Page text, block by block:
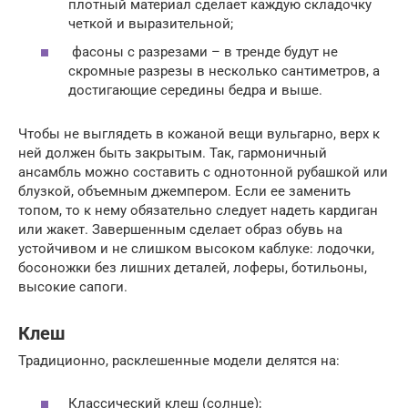
плотный материал сделает каждую складочку
четкой и выразительной;
фасоны с разрезами – в тренде будут не
скромные разрезы в несколько сантиметров, а
достигающие середины бедра и выше.
Чтобы не выглядеть в кожаной вещи вульгарно, верх к
ней должен быть закрытым. Так, гармоничный
ансамбль можно составить с однотонной рубашкой или
блузкой, объемным джемпером. Если ее заменить
топом, то к нему обязательно следует надеть кардиган
или жакет. Завершенным сделает образ обувь на
устойчивом и не слишком высоком каблуке: лодочки,
босоножки без лишних деталей, лоферы, ботильоны,
высокие сапоги.
Клеш
Традиционно, расклешенные модели делятся на:
Классический клеш (солнце);